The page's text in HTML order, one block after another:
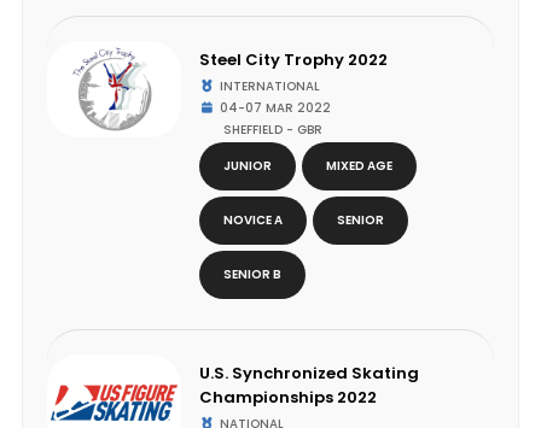
Steel City Trophy 2022
INTERNATIONAL
04-07 MAR 2022
SHEFFIELD - GBR
JUNIOR
MIXED AGE
NOVICE A SENIOR
SENIOR B
U.S. Synchronized Skating
Championships 2022
NATIONAL